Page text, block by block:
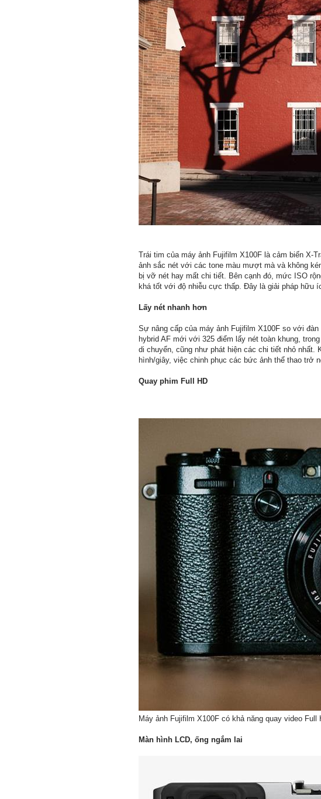
Trái tim của máy ảnh Fujifilm X100F là cảm biến X-
ảnh sắc nét với các tone màu mượt mà và không
bị vỡ nét hay mất chi tiết. Bên cạnh đó, mức ISO
khá tốt với độ nhiễu cực thấp. Đây là giải pháp hữu
Lấy nét nhanh hơn
Sự nâng cấp của máy ảnh Fujifilm X100F so với
hybrid AF mới với 325 điểm lấy nét toàn khung,
di chuyển, cũng như phát hiện các chi tiết nhỏ nhất.
hình/giây, việc chinh phục các bức ảnh thể thao trở
Quay phim Full HD
Máy ảnh Fujifilm X100F có khả năng quay video
Màn hình LCD, ống ngắm lai